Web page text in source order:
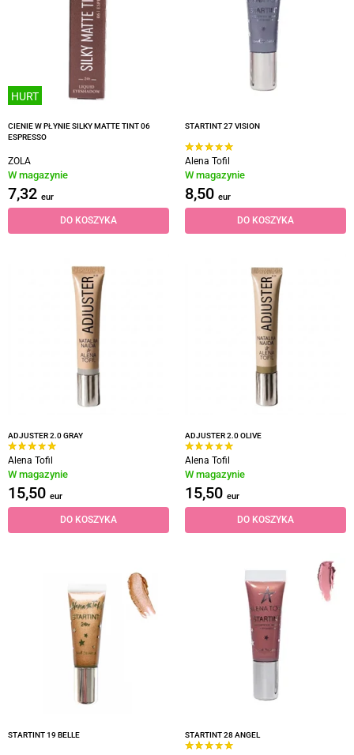
HURT
CIENIE W PŁYNIE SILKY MATTE TINT 06
ESPRESSO
ZOLA
W magazynie
7,32 eur
DO KOSZYKA
STARTINT 27 VISION
Alena Tofil
W magazynie
8,50 eur
DO KOSZYKA
ADJUSTER 2.0 GRAY
Alena Tofil
W magazynie
15,50 eur
DO KOSZYKA
ADJUSTER 2.0 OLIVE
Alena Tofil
W magazynie
15,50 eur
DO KOSZYKA
STARTINT 19 BELLE STARTINT 28 ANGEL